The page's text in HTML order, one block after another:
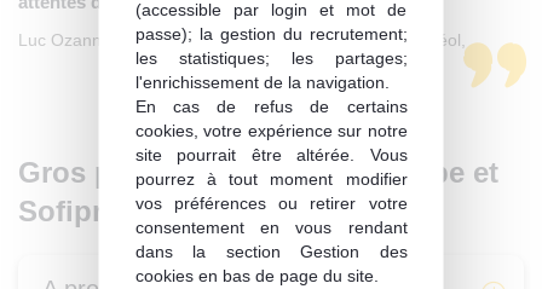
(accessible par login et mot de
passe); la gestion du recrutement;
les statistiques; les partages;
l'enrichissement de la navigation.
En cas de refus de certains
cookies, votre expérience sur notre
site pourrait être altérée. Vous
pourrez à tout moment modifier
vos préférences ou retirer votre
consentement en vous rendant
dans la section Gestion des
cookies en bas de page du site.
Luc Ozanne, Directeur d’Investissements chez Sofiprotéol,
Gros plan sur Limagrain Europe et
Sofiprotéol